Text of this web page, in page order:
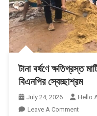
টানা বর্ষণে ক্ষতিগ্রস্ত
বিএনপির স্বেচ্ছাশ্রম
July 24, 2026
Leave A CommentOn